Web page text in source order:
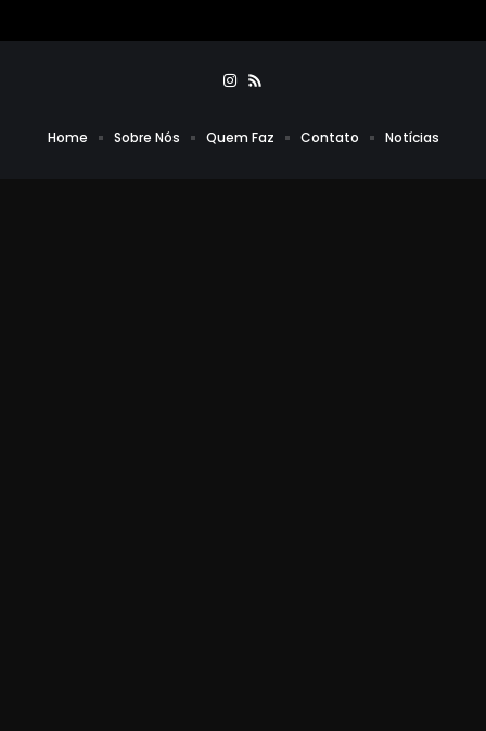
Home Sobre Nós Quem Faz Contato Notícias